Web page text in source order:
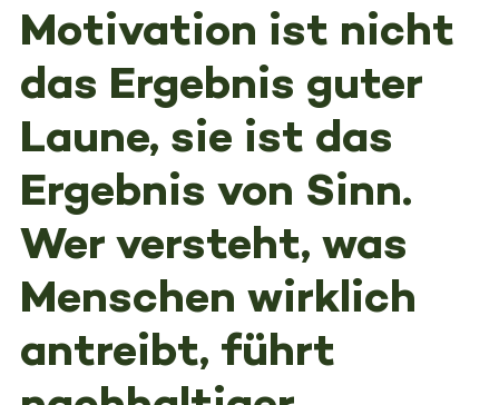
Motivation ist nicht
das Ergebnis guter
Laune, sie ist das
Ergebnis von Sinn.
Wer versteht, was
Menschen wirklich
antreibt, führt